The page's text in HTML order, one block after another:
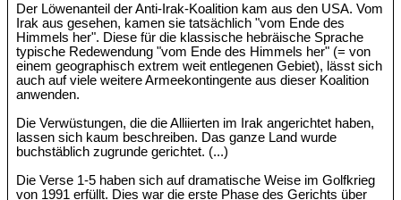
Der Löwenanteil der Anti-Irak-Koalition kam aus den USA. Vom
Irak aus gesehen, kamen sie tatsächlich "vom Ende des
Himmels her". Diese für die klassische hebräische Sprache
typische Redewendung "vom Ende des Himmels her" (= von
einem geographisch extrem weit entlegenen Gebiet), lässt sich
auch auf viele weitere Armeekontingente aus dieser Koalition
anwenden.
Die Verwüstungen, die die Alliierten im Irak angerichtet haben,
lassen sich kaum beschreiben. Das ganze Land wurde
buchstäblich zugrunde gerichtet. (...)
Die Verse 1-5 haben sich auf dramatische Weise im Golfkrieg
von 1991 erfüllt. Dies war die erste Phase des Gerichts über